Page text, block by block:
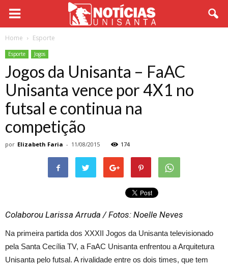
Home Esporte
Esporte Jogos
Jogos da Unisanta – FaAC
Unisanta vence por 4X1 no
futsal e continua na
competição
por Elizabeth Faria - 11/08/2015 174
Colaborou Larissa Arruda / Fotos: Noelle Neves
Na primeira partida dos XXXII Jogos da Unisanta televisionado
pela Santa Cecília TV, a FaAC Unisanta enfrentou a Arquitetura
Unisanta pelo futsal. A rivalidade entre os dois times, que tem